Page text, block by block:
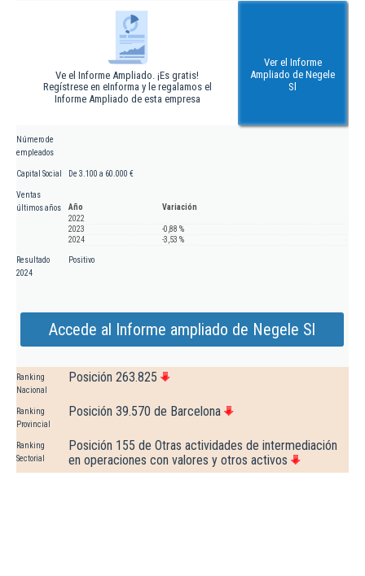
Ve el Informe Ampliado. ¡Es gratis!
Regístrese en eInforma y le regalamos el
Informe Ampliado de esta empresa
Ver el Informe
Ampliado de Negele
Sl
Número de
empleados
Capital Social De 3.100 a 60.000 €
Ventas
últimos años
Año
Variación
2022
2023
-0,88 %
2024
-3,53 %
Resultado
2024
Positivo
Accede al Informe ampliado de Negele Sl
Ranking
Nacional
Posición 263.825
Ranking
Provincial
Posición 39.570 de Barcelona
Ranking
Sectorial
Posición 155 de Otras actividades de intermediación
en operaciones con valores y otros activos